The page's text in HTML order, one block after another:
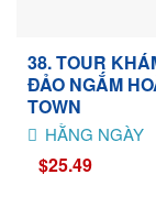
38. TOUR
ĐẢO NGẮM
TOWN
HẰNG NGÀY
$25.49